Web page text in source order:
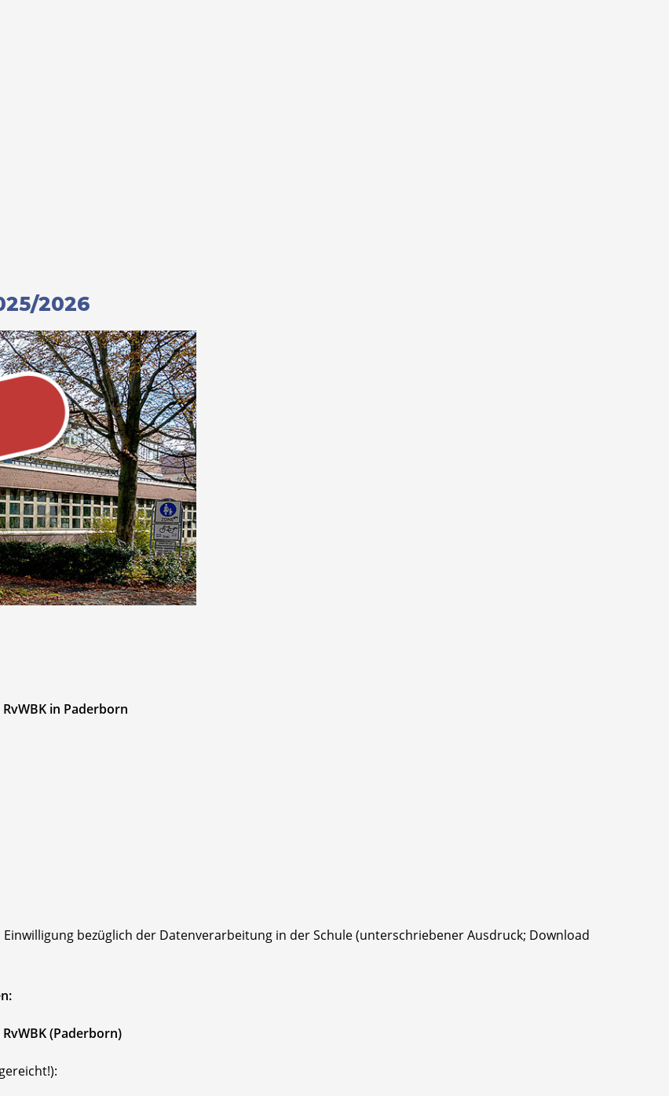
2026
in Paderborn
bezüglich der Datenverarbeitung in der Schule (unterschriebener Ausdruck; Download
(Paderborn)